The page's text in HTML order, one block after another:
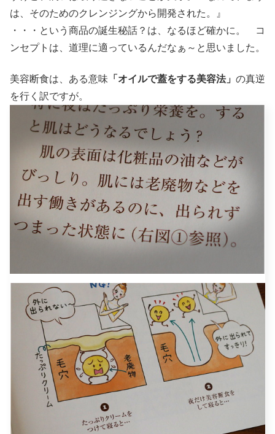
は、そのためのクレンジングから開発された。』
・・・という商品の誕生秘話？は、なるほど確かに。 コ
ンセプトは、道理に適っているんだなぁ～と思いました。
美容断食は、ある意味 「オイルで蓋をする美容法」 の真逆
を行く訳ですが。